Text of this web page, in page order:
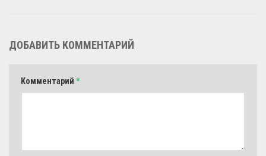
ДОБАВИТЬ КОММЕНТАРИЙ
Комментарий *